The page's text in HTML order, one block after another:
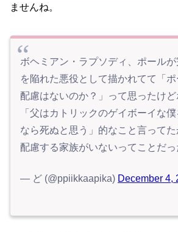
ませんね。
ボヘミアン・ラプソディ、ポール
を陥れた悪役として描かれてて「
配慮はないのか？」って思ったけ
「父はカトリックのゲイボーイな
なら死ぬと思う」的なこと言って
配慮する家族がいないってことだっ
— ど (@ppiikkaapika) December 4,